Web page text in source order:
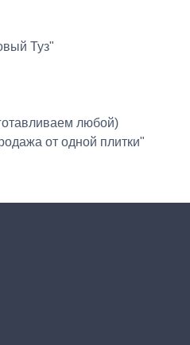
Туз"
любой)
от одной плитки"